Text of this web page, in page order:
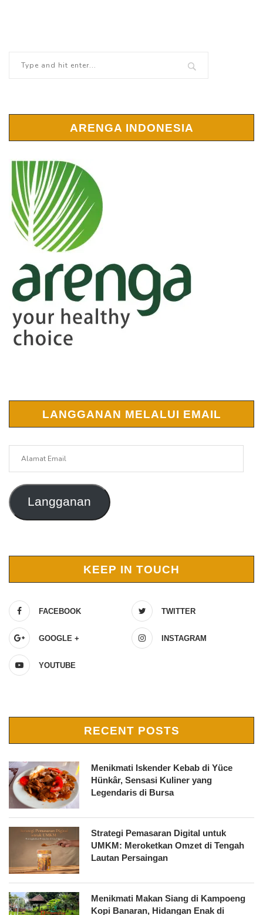
ARENGA INDONESIA
LANGGANAN MELALUI EMAIL
Langganan
KEEP IN TOUCH
FACEBOOK TWITTER
GOOGLE + INSTAGRAM
YOUTUBE
RECENT POSTS
Menikmati Iskender Kebab di Yüce
Hünkâr, Sensasi Kuliner yang
Legendaris di Bursa
Strategi Pemasaran Digital untuk
UMKM: Meroketkan Omzet di Tengah
Lautan Persaingan
Menikmati Makan Siang di Kampoeng
Kopi Banaran, Hidangan Enak di